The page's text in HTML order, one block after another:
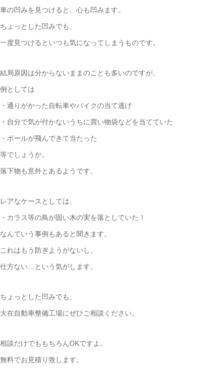
車の凹みを見つけると、心も凹みます。
ちょっとした凹みでも、
一度見つけるといつも気になってしまうものです。
結局原因は分からないままのことも多いのですが、
例としては
・通りがかった自転車やバイクの当て逃げ
・自分で気が付かないうちに買い物袋などを当てていた
・ボールが飛んできて当たった
等でしょうか。
落下物も意外とあるようです。
レアなケースとしては、
・カラス等の鳥が固い木の実を落としていた！
なんていう事例もあると聞きます。
これはもう防ぎようがないし、
仕方ない…という気がします。
ちょっとした凹みでも、
大在自動車整備工場にぜひご相談ください。
相談だけでももちろんOKですよ。
無料でお見積り致します。